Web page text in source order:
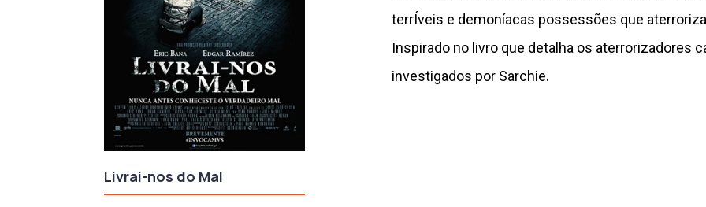
Livrai-nos do Mal
terrÍveis e demoníacas possessões que
Inspirado no livro que detalha os aterrorizadores
investigados por Sarchie.